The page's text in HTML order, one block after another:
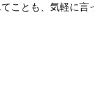
とも、気軽に言